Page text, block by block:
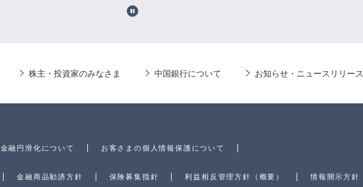
株主・投資家のみなさま 中国銀行について お知らせ・ニュースリリース
金融円滑化について お客さまの個人情報保護について
金融商品勧誘方針 保険募集指針 利益相反管理方針（概要） 情報開示方針